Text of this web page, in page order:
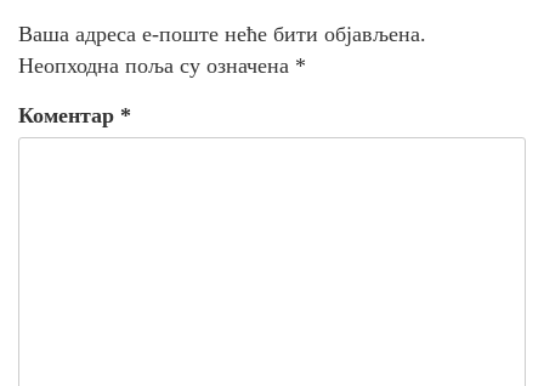
Ваша адреса е-поште неће бити објављена.
Неопходна поља су означена *
Коментар *